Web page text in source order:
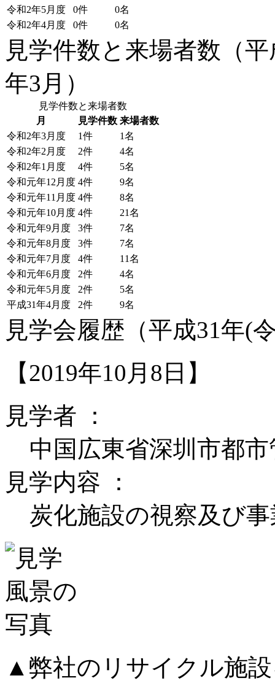
令和2年5月度
0件
0名
令和2年4月度
0件 0名
見学件数と来場者数（
年3月）
見学件数と来場者数
月
見学件数 来場者数
令和2年3月度
1件
1名
令和2年2月度
2件
4名
令和2年1月度
4件
5名
令和元年12月度 4件
9名
令和元年11月度 4件
8名
令和元年10月度 4件
21名
令和元年9月度
3件
7名
令和元年8月度
3件
7名
令和元年7月度
4件
11名
令和元年6月度
2件
4名
令和元年5月度
2件
5名
平成31年4月度
2件 9名
見学会履歴（平成31年(
【2019年10月8日】
見学者 ：
中国広東省深圳市都
見学内容 ：
炭化施設の視察及び
▲弊社のリサイクル施